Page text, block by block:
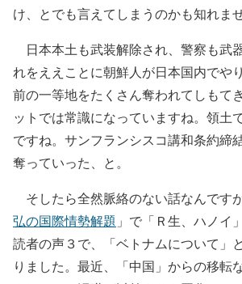
け、とでも言えてしまうのかも知れませ
日本本土も武装解除され、警察も武
れをええことに朝鮮人が日本国内でや
前の一等地をたくさん奪われてしもて
ットでは常識になっていますね。領土
ですね。サンフランシスコ講和条約締
奪っていった、と。
そしたら全然脈絡のない話なんです
弘の国際情勢解題 」で「Ｒ生、ハノイ
読者の声３で、「ベトナムについて」
りました。最近、「中国」からの移転